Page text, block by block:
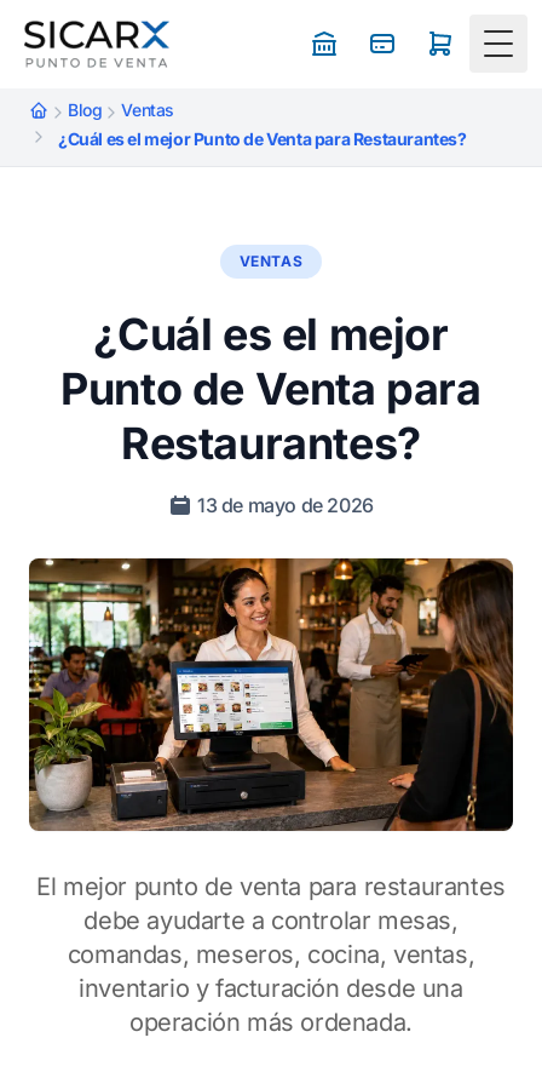
Blog
Ventas
¿Cuál es el mejor Punto de Venta para Restaurantes?
VENTAS
¿Cuál es el mejor
Punto de Venta para
Restaurantes?
13 de mayo de 2026
El mejor punto de venta para restaurantes
debe ayudarte a controlar mesas,
comandas, meseros, cocina, ventas,
inventario y facturación desde una
operación más ordenada.